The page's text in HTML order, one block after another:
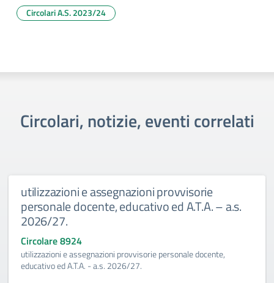
Circolari A.S. 2023/24
Circolari, notizie, eventi correlati
utilizzazioni e assegnazioni provvisorie
personale docente, educativo ed A.T.A. – a.s.
2026/27.
Circolare 8924
utilizzazioni e assegnazioni provvisorie personale docente,
educativo ed A.T.A. - a.s. 2026/27.